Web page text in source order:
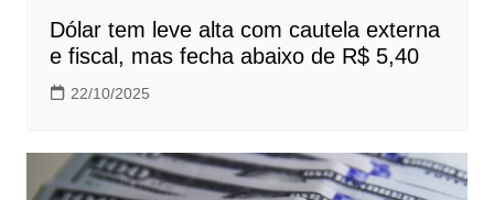
Dólar tem leve alta com cautela externa
e fiscal, mas fecha abaixo de R$ 5,40
22/10/2025